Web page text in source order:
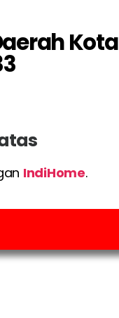
Kota
IndiHome.